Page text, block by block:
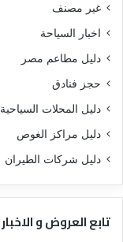
غير مصنف
اخبار السياحة
دليل مطاعم مصر
حجز فنادق
دليل المحلات السياحية
دليل مراكز الغوص
دليل شركات الطيران
تابع العروض و الاخبار